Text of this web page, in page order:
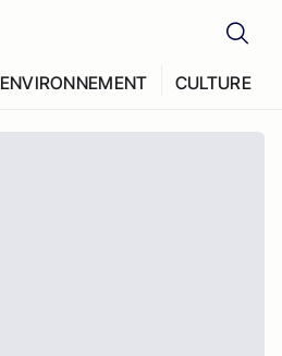
ENVIRONNEMENT CULTURE